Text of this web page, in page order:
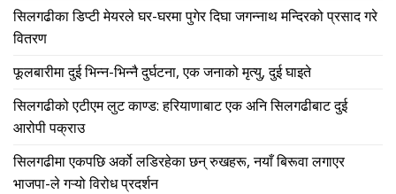
सिलगढीका डिप्टी मेयरले घर-घरमा पुगेर दिघा जगन्नाथ मन्दिरको प्रसाद गरे
वितरण
फूलबारीमा दुई भिन्न-भिन्नै दुर्घटना, एक जनाको मृत्यु, दुई घाइते
सिलगढीको एटीएम लुट काण्ड: हरियाणाबाट एक अनि सिलगढीबाट दुई
आरोपी पक्राउ
सिलगढीमा एकपछि अर्को लडिरहेका छन् रुखहरू, नयाँ बिरूवा लगाएर
भाजपा-ले गऱ्यो विरोध प्रदर्शन